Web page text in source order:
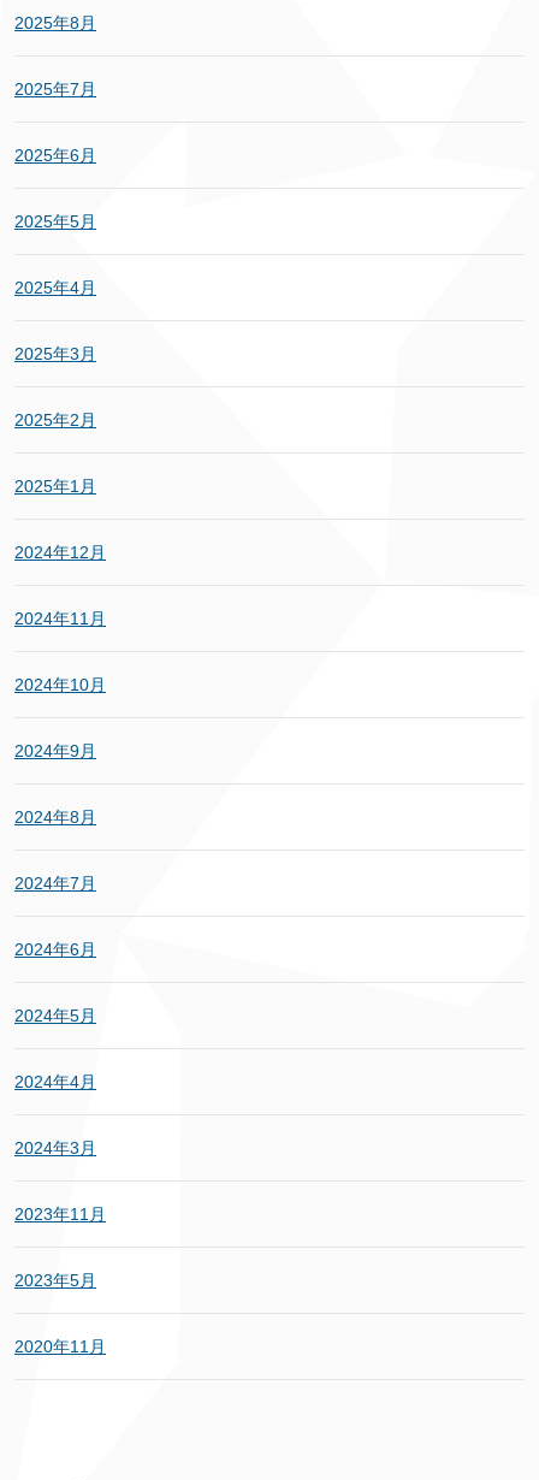
2025年8月
2025年7月
2025年6月
2025年5月
2025年4月
2025年3月
2025年2月
2025年1月
2024年12月
2024年11月
2024年10月
2024年9月
2024年8月
2024年7月
2024年6月
2024年5月
2024年4月
2024年3月
2023年11月
2023年5月
2020年11月